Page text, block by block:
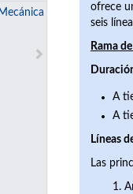
ofrece
seis
Rama
A
A
Líneas
Las
1.